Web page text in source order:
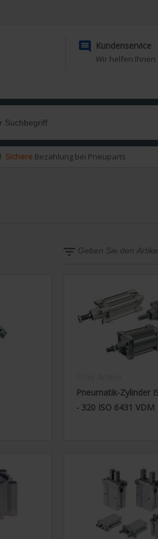
 Kundenservice
Sichere Bezahlung bei Pneuparts
Pneumatik-Zylinder
- 320 ISO 6431 VDM